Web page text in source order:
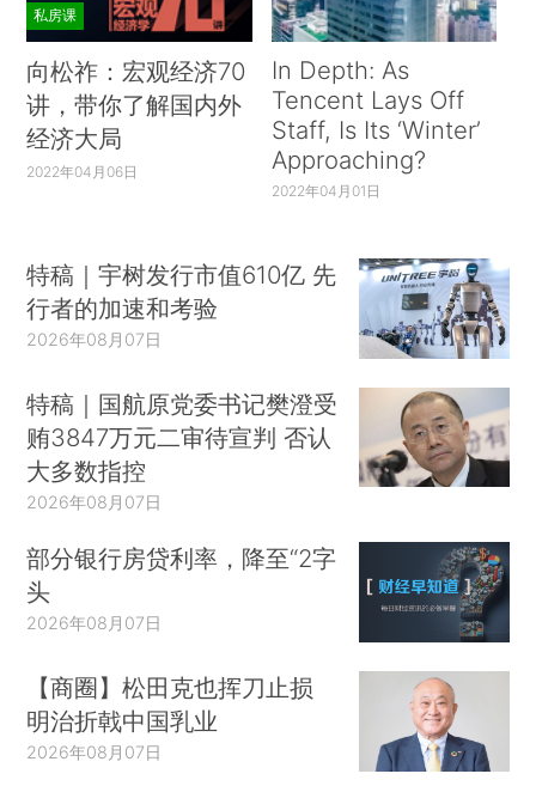
私房课
向松祚：宏观经济70
讲，带你了解国内外
经济大局
2022年04月06日
In Depth: As
Tencent Lays Off
Staff, Is Its ‘Winter’
Approaching?
2022年04月01日
特稿｜宇树发行市值610亿 先
行者的加速和考验
2026年08月07日
特稿｜国航原党委书记樊澄受
贿3847万元二审待宣判 否认
大多数指控
2026年08月07日
部分银行房贷利率，降至“2字
头
2026年08月07日
【商圈】松田克也挥刀止损
明治折戟中国乳业
2026年08月07日